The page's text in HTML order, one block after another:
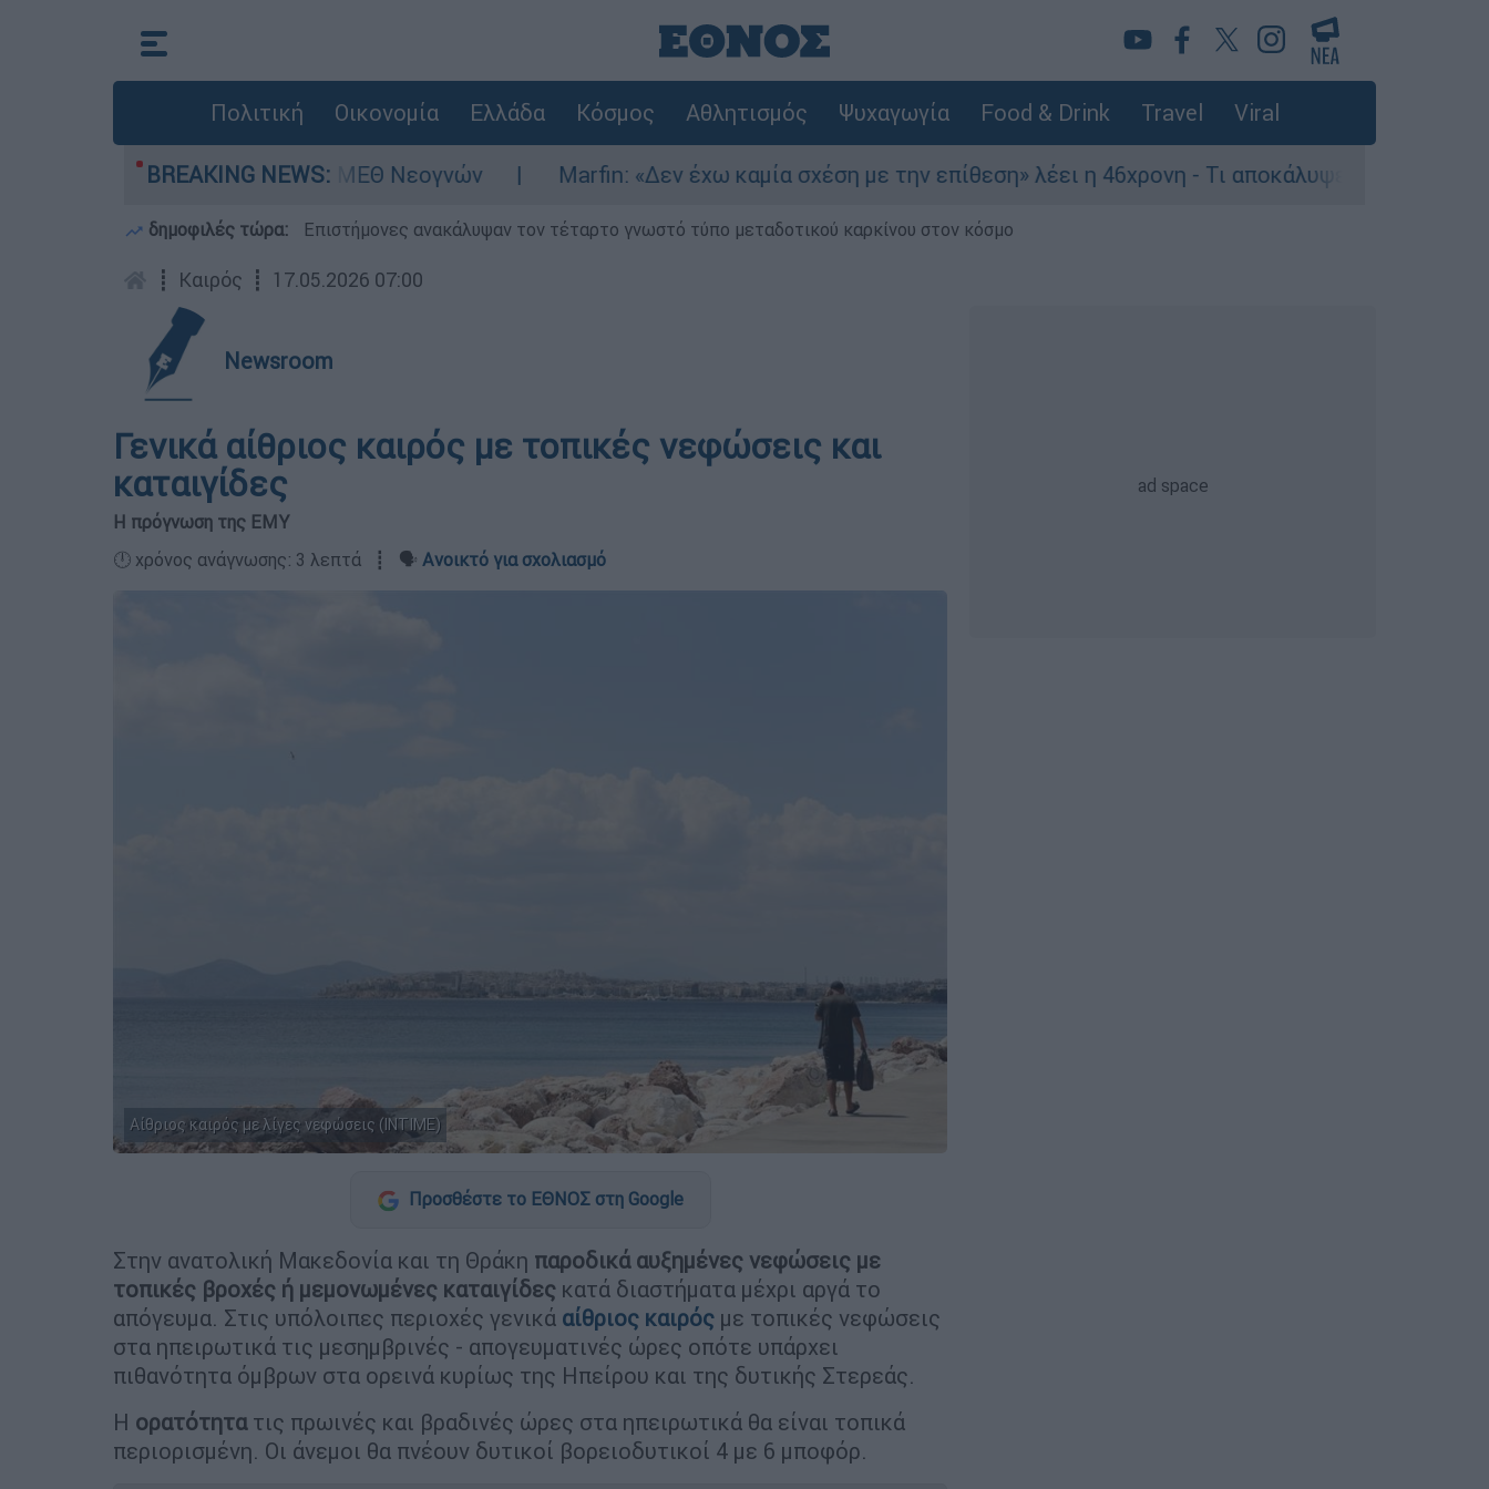
Πολιτική Οικονομία Ελλάδα Κόσμος Αθλητισμός Ψυχαγωγία Food & Drink Travel Viral
BREAKING NEWS:
- Νοσηλευόταν στη ΜΕΘ Νεογνών Marfin: «Δεν έχω καμία σχέση με την επίθεση» λέει η 46χρονη - Τι αποκάλυψε στους αστυνομικούς
δημοφιλές τώρα: Επιστήμονες ανακάλυψαν τον τέταρτο γνωστό τύπο μεταδοτικού καρκίνου στον κόσμο
┋ Καιρός ┋ 17.05.2026 07:00
Newsroom
Γενικά αίθριος καιρός με τοπικές νεφώσεις και
καταιγίδες
Η πρόγνωση της ΕΜΥ
🕛 χρόνος ανάγνωσης: 3 λεπτά ┋ 🗣️ Ανοικτό για σχολιασμό
Αίθριος καιρός με λίγες νεφώσεις (INTIME)
Προσθέστε το ΕΘΝΟΣ στη Google
Στην ανατολική Μακεδονία και τη Θράκη παροδικά αυξημένες νεφώσεις με
τοπικές βροχές ή μεμονωμένες καταιγίδες κατά διαστήματα μέχρι αργά το
απόγευμα. Στις υπόλοιπες περιοχές γενικά αίθριος καιρός με τοπικές νεφώσεις
στα ηπειρωτικά τις μεσημβρινές - απογευματινές ώρες οπότε υπάρχει
πιθανότητα όμβρων στα ορεινά κυρίως της Ηπείρου και της δυτικής Στερεάς.
Η ορατότητατις πρωινές και βραδινές ώρες στα ηπειρωτικά θα είναι τοπικά
περιορισμένη. Οι άνεμοι θα πνέουν δυτικοί βορειοδυτικοί 4 με 6 μποφόρ.